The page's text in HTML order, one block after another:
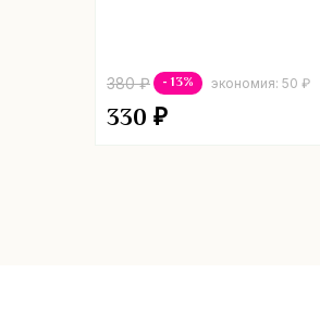
380₽ - 13% экономия: 50 ₽
330 ₽